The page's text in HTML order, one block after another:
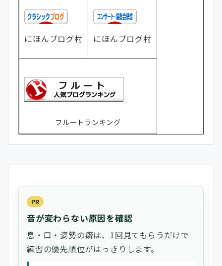
にほんブログ村 にほんブログ村
フルートランキング
PR
音が変わらない原因を確認
息・口・姿勢の癖は、1回見てもらうだけで
練習の優先順位がはっきりします。